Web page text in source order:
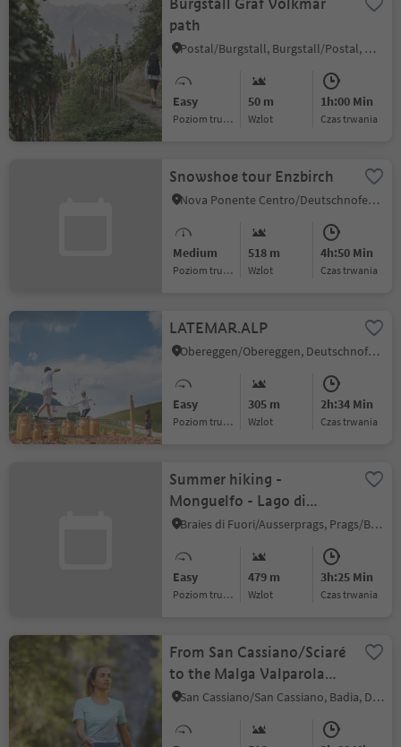
Burgstall Graf Volkmar
path
Postal/Burgstall, Burgstall/Postal, Meran/Merano and environs
Easy
Poziom trudności
50 m
Wzlot
1h:00 Min
czas trwania
Snowshoe tour Enzbirch
Nova Ponente Centro/Deutschnofen Dorf, Deutschnofen/Nova Ponente, Dolomites Region Eggental
Medium
Poziom trudności
518 m
Wzlot
4h:50 Min
czas trwania
LATEMAR.ALP
Obereggen/Obereggen, Deutschnofen/Nova Ponente, Dolomites Region Eggental
Easy
Poziom trudności
305 m
Wzlot
2h:34 Min
czas trwania
Summer hiking -
Monguelfo - Lago di
Braies
Braies di Fuori/Ausserprags, Prags/Braies, Dolomites Region 3 Zinnen
Easy
Poziom trudności
479 m
Wzlot
3h:25 Min
czas trwania
From San Cassiano/Sciaré
to the Malga Valparola
alp and to the Passo
San Cassiano/San Cassiano, Badia, Dolomites Region Alta Badia